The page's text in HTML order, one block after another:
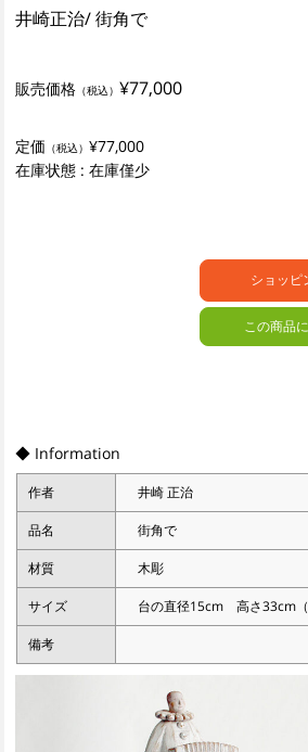
井崎正治/ 街角で
販売価格 （税込） ¥77,000
定価 （税込） ¥77,000
在庫状態 : 在庫僅少
この商品
◆ Information
作者 井崎 正治
品名 街角で
材質 木彫
サイズ 台の直径15cm 高さ33cm（
備考